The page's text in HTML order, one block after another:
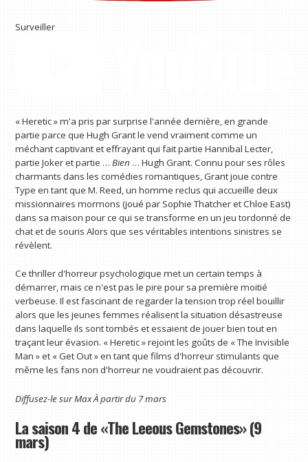
Surveiller
« Heretic » m'a pris par surprise l'année dernière, en grande
partie parce que Hugh Grant le vend vraiment comme un
méchant captivant et effrayant qui fait partie Hannibal Lecter,
partie Joker et partie …Bien … Hugh Grant. Connu pour ses rôles
charmants dans les comédies romantiques, Grant joue contre
Type en tant que M. Reed, un homme reclus qui accueille deux
missionnaires mormons (joué par Sophie Thatcher et Chloe East)
dans sa maison pour ce qui se transforme en un jeu tordonné de
chat et de souris Alors que ses véritables intentions sinistres se
révèlent.
Ce thriller d'horreur psychologique met un certain temps à
démarrer, mais ce n'est pas le pire pour sa première moitié
verbeuse. Il est fascinant de regarder la tension trop réel bouillir
alors que les jeunes femmes réalisent la situation désastreuse
dans laquelle ils sont tombés et essaient de jouer bien tout en
traçant leur évasion. « Heretic » rejoint les goûts de « The Invisible
Man » et « Get Out » en tant que films d'horreur stimulants que
même les fans non d'horreur ne voudraient pas découvrir.
Diffusez-le surMaxÀ partir du 7 mars
La saison 4 de «The Leeous Gemstones» (9
mars)